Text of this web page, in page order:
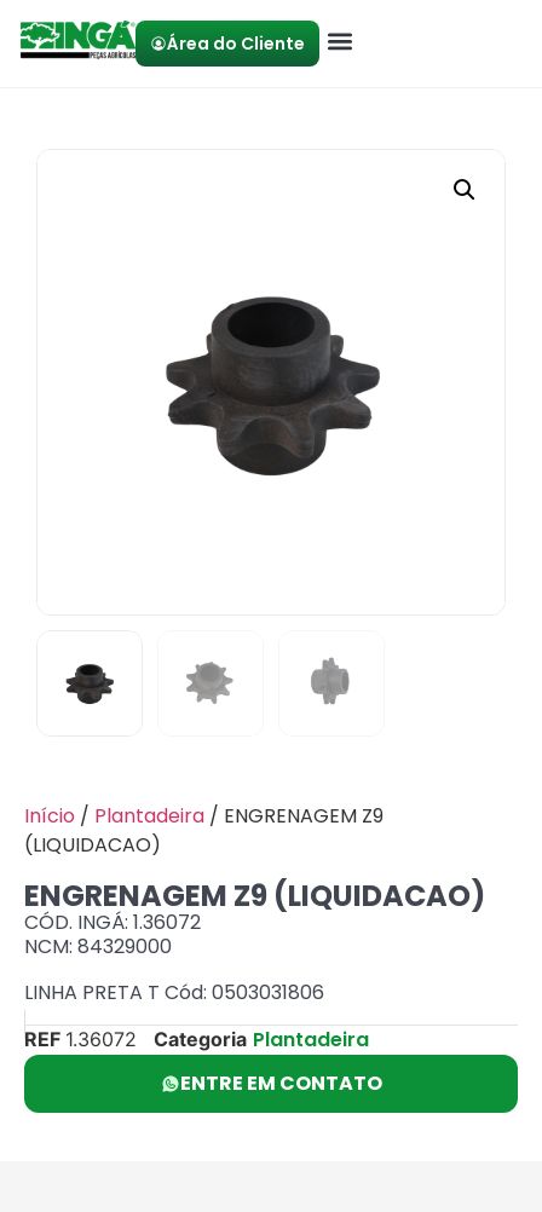
Área do Cliente
Início / Plantadeira / ENGRENAGEM Z9
(LIQUIDACAO)
ENGRENAGEM Z9 (LIQUIDACAO)
CÓD. INGÁ: 1.36072
NCM: 84329000
LINHA PRETA T Cód: 0503031806
REF 1.36072 Categoria Plantadeira
ENTRE EM CONTATO